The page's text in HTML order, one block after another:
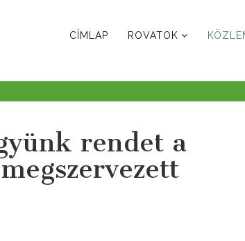
CÍMLAP ROVATOK
rendet a